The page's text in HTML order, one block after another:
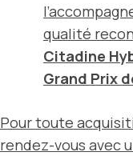
qualité
Citadine
Grand Prix
Pour toute
rendez-vous avec